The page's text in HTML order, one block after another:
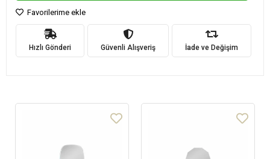
Favorilerime ekle
Hızlı Gönderi Güvenli Alışveriş İade ve Değişim